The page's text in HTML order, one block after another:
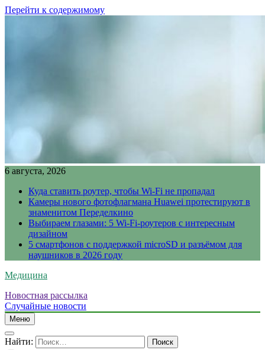
Перейти к содержимому
6 августа, 2026
Куда ставить роутер, чтобы Wi-Fi не пропадал
Камеры нового фотофлагмана Huawei протестируют в
знаменитом Переделкино
Выбираем глазами: 5 Wi-Fi-роутеров с интересным
дизайном
5 смартфонов с поддержкой microSD и разъёмом для
наушников в 2026 году
Медицина
Новостная рассылка
Случайные новости
Меню
Найти: